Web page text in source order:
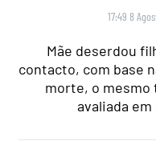
17:49 8
Mãe deserdou
contacto, com base
morte, o mesmo
avaliada